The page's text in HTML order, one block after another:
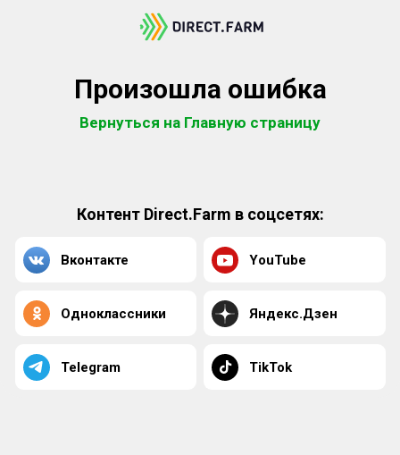
Произошла ошибка
Вернуться на Главную страницу
Контент Direct.Farm в соцсетях:
Вконтакте YouTube
Одноклассники Яндекс.Дзен
Telegram TikTok